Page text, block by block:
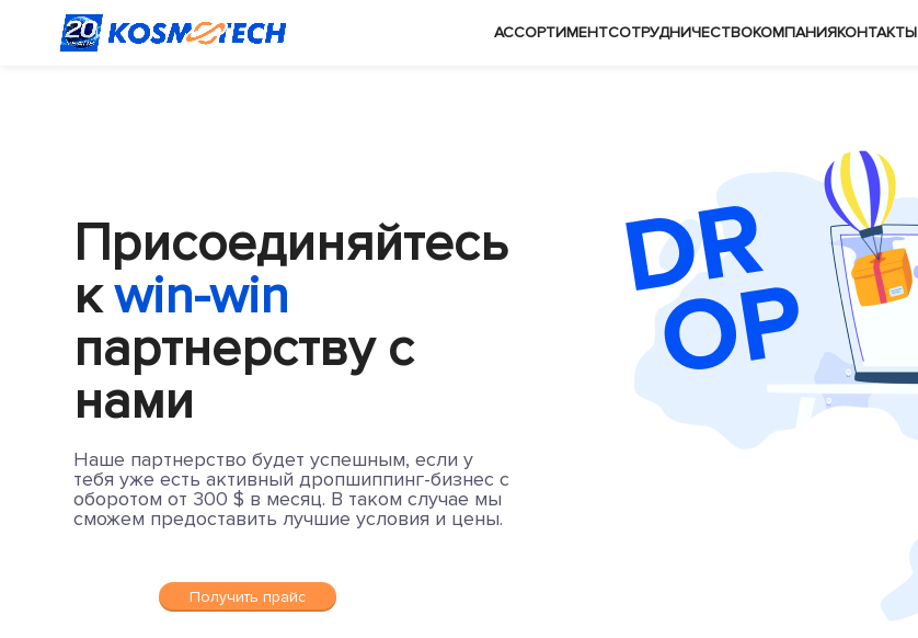
АССОРТИМЕНТСОТРУДНИЧЕСТВОКОМПАНИЯКОНТАКТЫ
Присоединяйтесь
кwin-win
партнерствус
нами
Наше партнерство будет успешным, если у
тебя уже есть активный дропшиппинг-бизнес с
оборотом от 300 $ в месяц. В таком случае мы
сможем предоставить лучшие условия и цены.
Получить прайс